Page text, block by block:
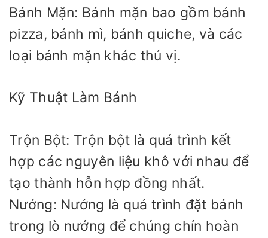
Bánh Mặn: Bánh mặn bao gồm bánh
pizza, bánh mì, bánh quiche, và các
loại bánh mặn khác thú vị.
Kỹ Thuật Làm Bánh
Trộn Bột: Trộn bột là quá trình kết
hợp các nguyên liệu khô với nhau để
tạo thành hỗn hợp đồng nhất.
Nướng: Nướng là quá trình đặt bánh
trong lò nướng để chúng chín hoàn